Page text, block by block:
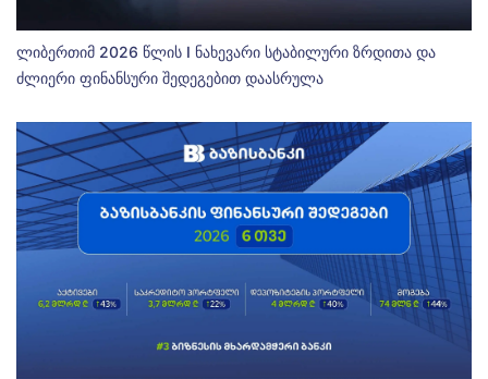
ლიბერთიმ 2026 წლის I ნახევარი სტაბილური ზრდითა და
ძლიერი ფინანსური შედეგებით დაასრულა